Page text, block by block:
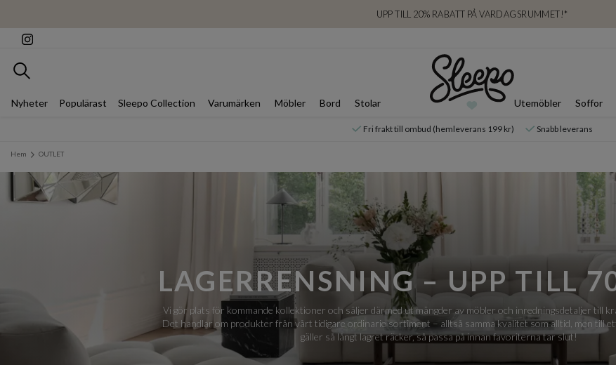
UPP TILL 20% RABATT PÅ VARDAGSRUMMET!*
Sök
Nyheter Populärast Sleepo Collection Varumärken Möbler Bord Stolar Utemöbler Soffor
Fri frakt till ombud (hemleverans 199 kr) Snabb leverans
Hem OUTLET
LAGERRENSNING – UPP TILL
Vi gör plats för kommande kollektioner och säljer därmed ut mängder av möbler och inredningsdetaljer till
Det handlar om produkter från vårt tidigare ordinarie sortiment – alltså samma kvalitet som alltid, men till
gäller så långt lagret räcker, så passa på innan favoriterna tar slut!